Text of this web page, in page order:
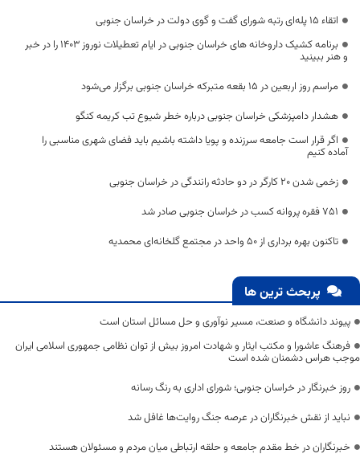
اتقاء ۱۵ پله‌ای رتبه شورای گفت و گوی دولت در خراسان جنوبی
برنامه کشیک داروخانه های خراسان جنوبی در ایام تعطیلات نوروز ۱۴۰۳ را در خبر
و هنر ببینید
مراسم روز اربعین در ۱۵ بقعه متبرکه خراسان جنوبی برگزار می‌شود
هشدار دامپزشکی خراسان جنوبی درباره خطر شیوع تب کریمه کنگو
اگر قرار است جامعه سرزنده و پویا داشته باشیم باید فضای شهری مناسبی را
آماده کنیم
زخمی شدن 20 کارگر در دو حادثه رانندگی در خراسان جنوبی
۷۵۱ فقره پروانه کسب در خراسان جنوبی صادر شد
تاکنون بهره برداری از ۵۰ واحد در مجتمع گلخانه‌ای محمدیه
پربحث ترین ها
پیوند دانشگاه و صنعت، مسیر نوآوری و حل مسائل استان است
فرهنگ عاشورا و مکتب ایثار و شهادت امروز بیش از توان نظامی جمهوری اسلامی ایران
موجب هراس دشمنان شده است
روز خبرنگار در خراسان جنوبی؛ شورای اداری به رنگ رسانه
نباید از نقش خبرنگاران در عرصه جنگ روایت‌ها غافل شد
خبرنگاران در خط مقدم جامعه و حلقه ارتباطی میان مردم و مسئولان هستند